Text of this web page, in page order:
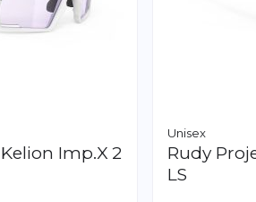
Kelion Imp.X 2
Unisex
Rudy
LS